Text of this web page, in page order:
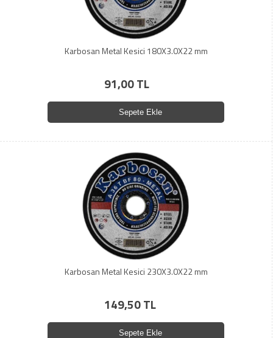
Karbosan Metal Kesici 180X3.0X22 mm
91,00 TL
Sepete Ekle
Karbosan Metal Kesici 230X3.0X22 mm
149,50 TL
Sepete Ekle